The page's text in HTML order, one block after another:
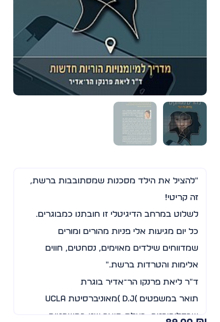
״להציל את הילד מסכנות שמסתובבות ברשת,
זה קריטי!
לשלוט במרחב הדיגיטלי זו חובתנו כמבוגרים.
כל יום מגיעות אלי פניות מהורים ומורים
שמדווחים שילדים מאוימים, נסחטים, חווים
אלימות והטרדות ברשת.״
ד"ר ליאת פרנקו הר־אדיר בוגרת
תואר במשפטים )D.J )מאוניברסיטת UCLA
שבקליפורניה, בעלת תואר שני במשפטים